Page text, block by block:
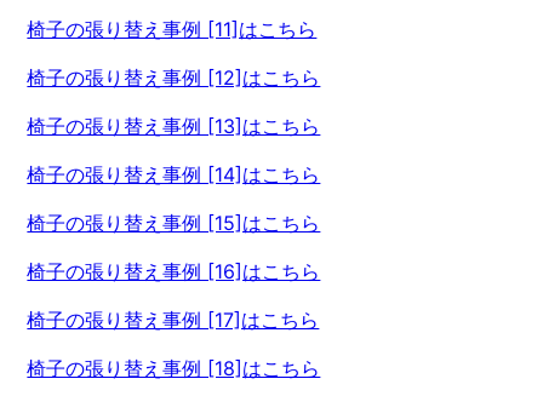
椅子の張り替え事例 [11]はこちら
椅子の張り替え事例 [12]はこちら
椅子の張り替え事例 [13]はこちら
椅子の張り替え事例 [14]はこちら
椅子の張り替え事例 [15]はこちら
椅子の張り替え事例 [16]はこちら
椅子の張り替え事例 [17]はこちら
椅子の張り替え事例 [18]はこちら